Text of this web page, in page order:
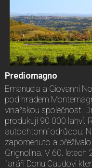
Prediomagno
Emanuela a Giovanni
pod hradem
vinařskou společnost.
produkují 90 000 lahví.
autochtonní odrůdou.
zapomenuto a
Grignolina. V 60. letech
faráři Donu Caudovi